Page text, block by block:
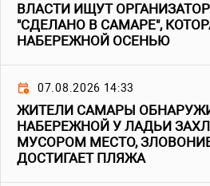
ВЛАСТИ ИЩУТ
"СДЕЛАНО В САМАРЕ",
НАБЕРЕЖНОЙ ОСЕНЬЮ
07.08.2026 14:33
ЖИТЕЛИ САМАРЫ
НАБЕРЕЖНОЙ У ЛАДЬИ
МУСОРОМ МЕСТО,
ДОСТИГАЕТ ПЛЯЖА